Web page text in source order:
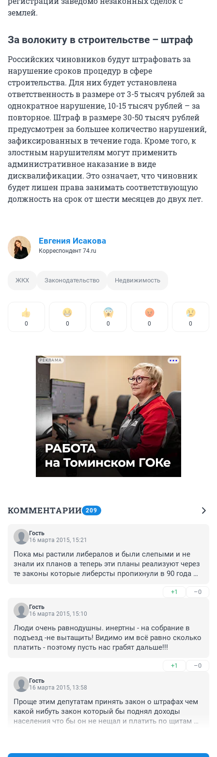
землей.
За волокиту в строительстве – штраф
Российских чиновников будут штрафовать за
нарушение сроков процедур в сфере
строительства. Для них будет установлена
ответственность в размере от 3-5 тысяч рублей за
однократное нарушение, 10-15 тысяч рублей – за
повторное. Штраф в размере 30-50 тысяч рублей
предусмотрен за большее количество нарушений,
зафиксированных в течение года. Кроме того, к
злостным нарушителям могут применить
административное наказание в виде
дисквалификации. Это означает, что чиновник
будет лишен права занимать соответствующую
должность на срок от шести месяцев до двух лет.
Евгения Исакова
Корреспондент 74.ru
ЖКХ Законодательство Недвижимость
0 0 0 0 0
РЕКЛАМА
КОММЕНТАРИИ 209
Гость
16 марта 2015, 15:21
Пока мы растили либералов и были слепыми и не
знали их планов а теперь эти планы реализуют через
те законы которые либерсты пропихнули в 90 года
+1 –0
Гость
16 марта 2015, 15:10
Люди очень равнодушны. инертны - на собрание в
подъезд -не вытащить! Видимо им всё равно сколько
платить - поэтому пусть нас грабят дальше!!!
+1 –0
Гость
16 марта 2015, 13:58
Проще этим депутатам принять закон о штрафах чем
какой нибуть закон который бы поднял доходы
населения что бы он не нещал и платить по щитам